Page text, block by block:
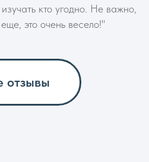
кто угодно. Не важно,
это очень весело!"
отзывы